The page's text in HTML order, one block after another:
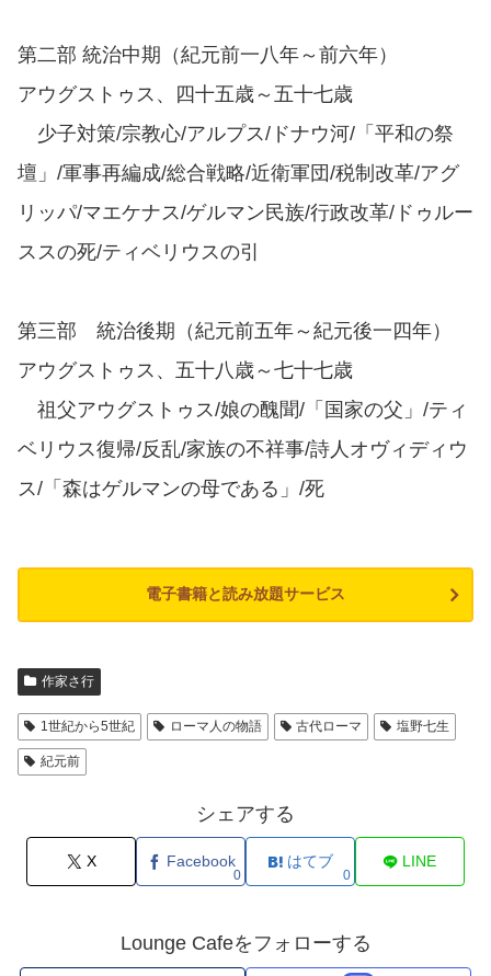
第二部 統治中期（紀元前一八年～前六年）
アウグストゥス、四十五歳～五十七歳
少子対策/宗教心/アルプス/ドナウ河/「平和の祭
壇」/軍事再編成/総合戦略/近衛軍団/税制改革/アグ
リッパ/マエケナス/ゲルマン民族/行政改革/ドゥルー
ススの死/ティベリウスの引
第三部 統治後期（紀元前五年～紀元後一四年）
アウグストゥス、五十八歳～七十七歳
祖父アウグストゥス/娘の醜聞/「国家の父」/ティ
ベリウス復帰/反乱/家族の不祥事/詩人オヴィディウ
ス/「森はゲルマンの母である」/死
電子書籍と読み放題サービス
作家さ行
1世紀から5世紀 ローマ人の物語 古代ローマ 塩野七生
紀元前
シェアする
X Facebook
0
はてブ
0
LINE
Lounge Cafeをフォローする